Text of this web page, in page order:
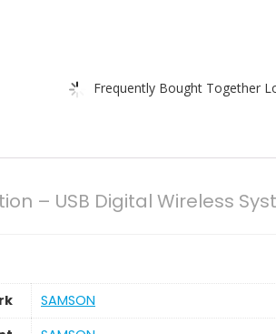
Frequently Bought Together
– USB Digital Wireless
‎SAMSON